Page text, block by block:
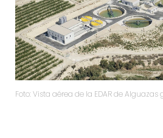
Foto: Vista aérea de la EDAR de Alguazas